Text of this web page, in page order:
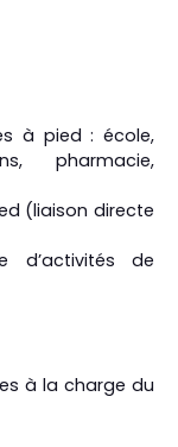
à pied : école,
pharmacie,
(liaison directe
d’activités de
à la charge du